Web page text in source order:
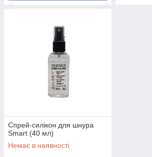
Спрей-силікон для шнура
Smart (40 мл)
Немає в наявності